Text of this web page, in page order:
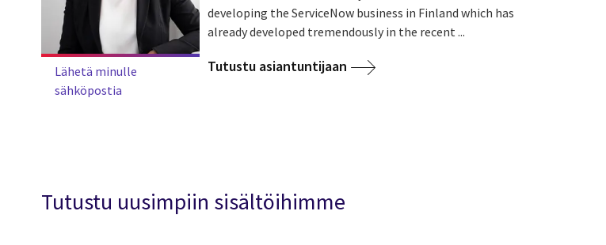
Lähetä minulle
sähköpostia
developing the ServiceNow business in Finland which has
already developed tremendously in the recent ...
Tutustu asiantuntijaan
Tutustu uusimpiin sisältöihimme